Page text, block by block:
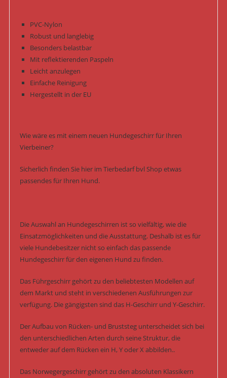
PVC-Nylon
Robust und langlebig
Besonders belastbar
Mit reflektierenden Paspeln
Leicht anzulegen
Einfache Reinigung
Hergestellt in der EU
Wie wäre es mit einem neuen Hundegeschirr für Ihren
Vierbeiner?
Sicherlich finden Sie hier im Tierbedarf bvl Shop etwas
passendes für Ihren Hund.
Die Auswahl an Hundegeschirren ist so vielfältig, wie die
Einsatzmöglichkeiten und die Ausstattung. Deshalb ist es für
viele Hundebesitzer nicht so einfach das passende
Hundegeschirr für den eigenen Hund zu finden.
Das Führgeschirr gehört zu den beliebtesten Modellen auf
dem Markt und steht in verschiedenen Ausführungen zur
verfügung. Die gängigsten sind das H-Geschirr und Y-Geschirr.
Der Aufbau von Rücken- und Bruststeg unterscheidet sich bei
den unterschiedlichen Arten durch seine Struktur, die
entweder auf dem Rücken ein H, Y oder X abbilden..
Das Norwegergeschirr gehört zu den absoluten Klassikern